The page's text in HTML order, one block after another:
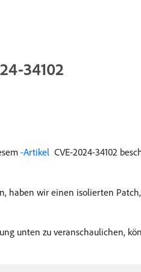
34102
-Artikel ​ CVE-2024-34102
haben wir einen isolierten
unten zu veranschaulichen,